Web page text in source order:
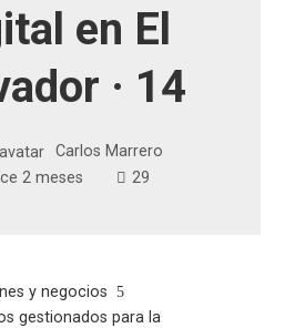
en El
· 14
Carlos Marrero
2 meses
29
y negocios
gestionados para la